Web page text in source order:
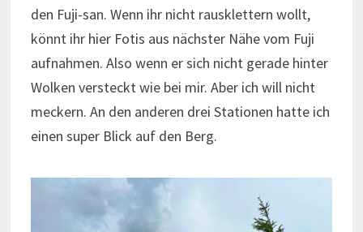
den Fuji-san. Wenn ihr nicht rausklettern wollt,
könnt ihr hier Fotis aus nächster Nähe vom Fuji
aufnahmen. Also wenn er sich nicht gerade hinter
Wolken versteckt wie bei mir. Aber ich will nicht
meckern. An den anderen drei Stationen hatte ich
einen super Blick auf den Berg.